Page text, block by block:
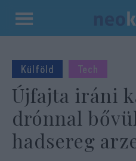
Kilépés
tartalomba
Külföld Tech
Újfajta iráni
drónnal
hadsereg